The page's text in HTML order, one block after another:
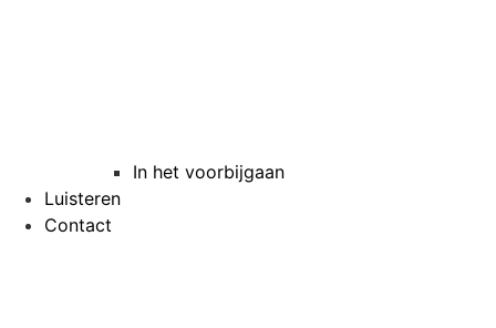
In het voorbijgaan
Luisteren
Contact